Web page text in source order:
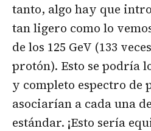
tanto, algo hay que
tan ligero como lo
de los 125 GeV (133
protón). Esto se podría
y completo espectro de
asociarían a cada una
estándar. ¡Esto sería